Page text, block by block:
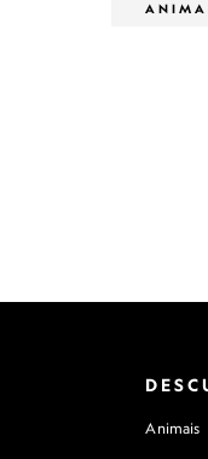
Animais